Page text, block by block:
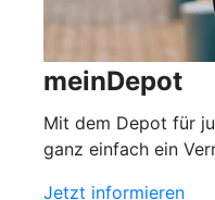
meinDepot
Mit dem Depot für
ganz einfach ein
Jetzt informieren